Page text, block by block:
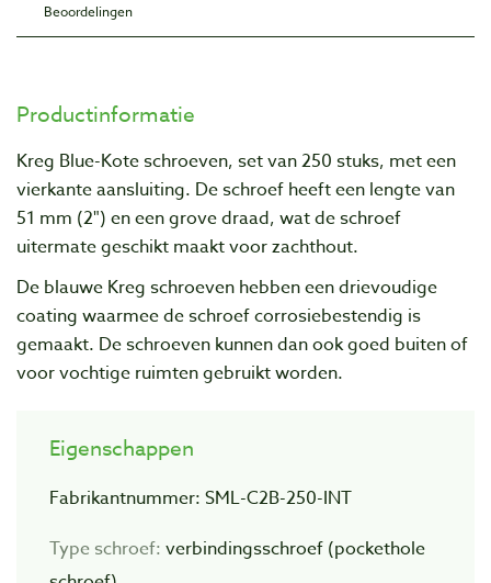
Beoordelingen
Productinformatie
Kreg Blue-Kote schroeven, set van 250 stuks, met een
vierkante aansluiting. De schroef heeft een lengte van
51 mm (2") en een grove draad, wat de schroef
uitermate geschikt maakt voor zachthout.
De blauwe Kreg schroeven hebben een drievoudige
coating waarmee de schroef corrosiebestendig is
gemaakt. De schroeven kunnen dan ook goed buiten of
voor vochtige ruimten gebruikt worden.
Eigenschappen
Fabrikantnummer: SML-C2B-250-INT
Type schroef: verbindingsschroef (pockethole